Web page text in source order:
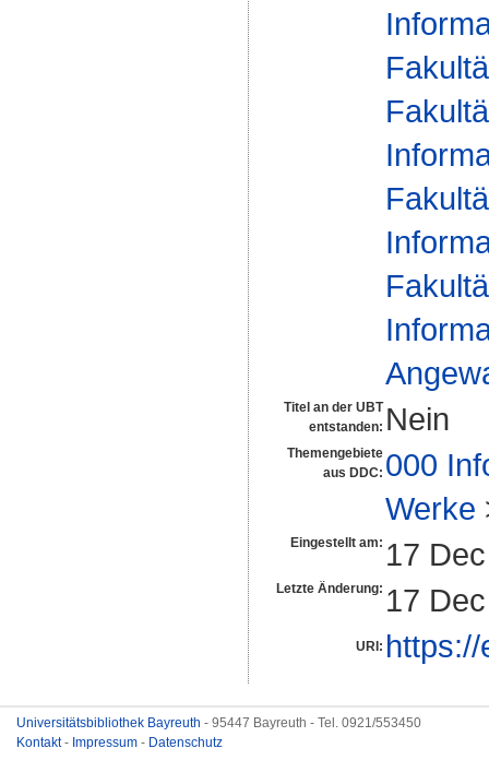
Titel an der UBT
entstanden: Nein
Themengebiete
aus DDC: 000
Werke
Eingestellt am: 17
Letzte Änderung: 17
URI:
Universitätsbibliothek Bayreuth - 95447 Bayreuth - Tel. 0921/553450
Kontakt- Impressum - Datenschutz